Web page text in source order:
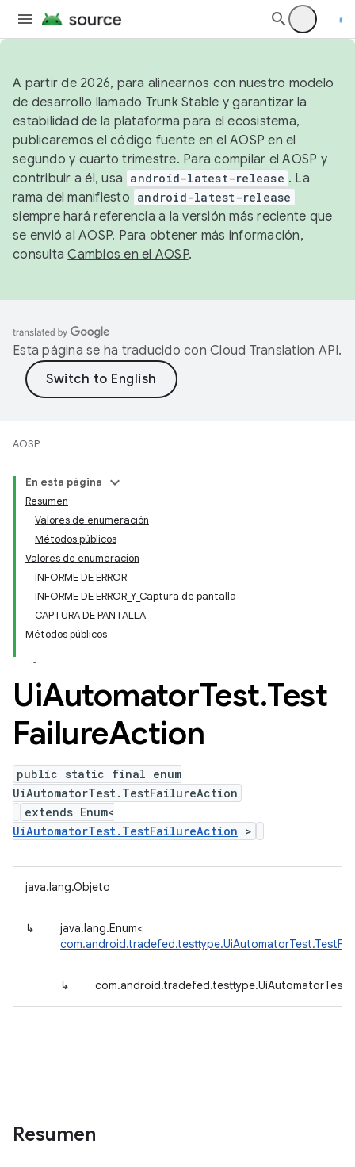
A partir de 2026, para alinearnos con nuestro modelo
de desarrollo llamado Trunk Stable y garantizar la
estabilidad de la plataforma para el ecosistema,
publicaremos el código fuente en el AOSP en el
segundo y cuarto trimestre. Para compilar el AOSP y
contribuir a él, usa android-latest-release . La
rama del manifiesto android-latest-release
siempre hará referencia a la versión más reciente que
se envió al AOSP. Para obtener más información,
consultaCambios en el AOSP.
Esta página se ha traducido con Cloud Translation API.
AOSP
En esta página
Resumen
Valores de enumeración
Métodos públicos
Valores de enumeración
INFORME DE ERROR
INFORME DE ERROR_Y_Captura de pantalla
CAPTURA DE PANTALLA
Métodos públicos
UiAutomatorTest.Test
FailureAction
public static final enum
UiAutomatorTest.TestFailureAction
extends Enum<
UiAutomatorTest.TestFailureAction >
java.lang.Objeto
↳
java.lang.Enum<
↳
Resumen